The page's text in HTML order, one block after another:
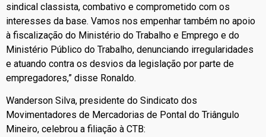
sindical classista, combativo e comprometido com os
interesses da base. Vamos nos empenhar também no apoio
à fiscalização do Ministério do Trabalho e Emprego e do
Ministério Público do Trabalho, denunciando irregularidades
e atuando contra os desvios da legislação por parte de
empregadores,” disse Ronaldo.
Wanderson Silva, presidente do Sindicato dos
Movimentadores de Mercadorias de Pontal do Triângulo
Mineiro, celebrou a filiação à CTB: